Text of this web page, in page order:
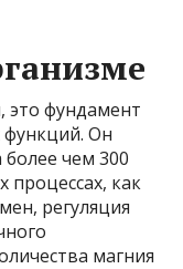
это фундамент
функций. Он
более чем 300
процессах, как
регуляция
магния